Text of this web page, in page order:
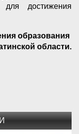
достижения
образования
области.